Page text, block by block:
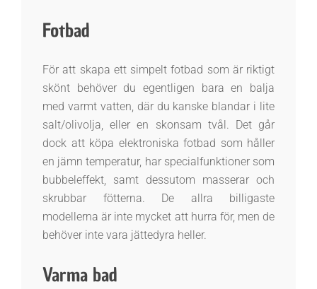
Fotbad
För att skapa ett simpelt fotbad som är riktigt
skönt behöver du egentligen bara en balja
med varmt vatten, där du kanske blandar i lite
salt/olivolja, eller en skonsam tvål. Det går
dock att köpa elektroniska fotbad som håller
en jämn temperatur, har specialfunktioner som
bubbeleffekt, samt dessutom masserar och
skrubbar fötterna. De allra billigaste
modellerna är inte mycket att hurra för, men de
behöver inte vara jättedyra heller.
Varma bad